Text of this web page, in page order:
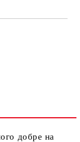
добре на